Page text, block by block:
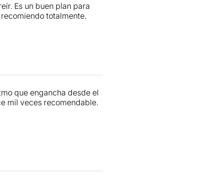
Es un buen plan para
totalmente.
que engancha desde el
mil veces recomendable.